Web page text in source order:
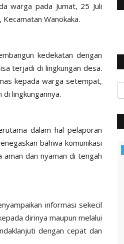
warga pada Jumat, 25 Juli
Wanokaka.
kedekatan dengan
terjadi di lingkungan desa.
kepada warga setempat,
lingkungannya.
dalam hal pelaporan
bahwa komunikasi
dan nyaman di tengah
informasi sekecil
dirinya maupun melalui
dengan cepat dan